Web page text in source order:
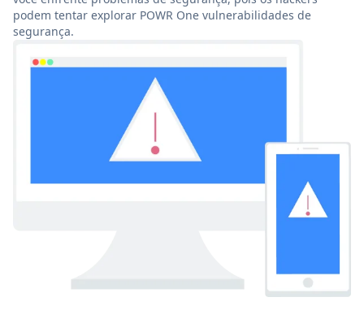
podem tentar explorar POWR One vulnerabilidades de
segurança.